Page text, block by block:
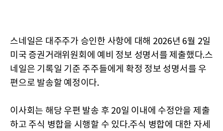
스네일은 대주주가 승인한 사항에 대해 2026년 6월 2일
미국 증권거래위원회에 예비 정보 성명서를 제출했다.스
네일은 기록일 기준 주주들에게 확정 정보 성명서를 우
편으로 발송할 예정이다.
이사회는 해당 우편 발송 후 20일 이내에 수정안을 제출
하고 주식 병합을 시행할 수 있다.주식 병합에 대한 자세